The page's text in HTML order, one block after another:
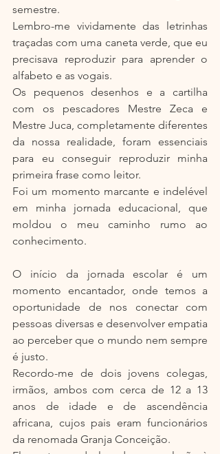
semestre.
Lembro-me vividamente das letrinhas
traçadas com uma caneta verde, que eu
precisava reproduzir para aprender o
alfabeto e as vogais.
Os pequenos desenhos e a cartilha
com os pescadores Mestre Zeca e
Mestre Juca, completamente diferentes
da nossa realidade, foram essenciais
para eu conseguir reproduzir minha
primeira frase como leitor.
Foi um momento marcante e indelével
em minha jornada educacional, que
moldou o meu caminho rumo ao
conhecimento.
O início da jornada escolar é um
momento encantador, onde temos a
oportunidade de nos conectar com
pessoas diversas e desenvolver empatia
ao perceber que o mundo nem sempre
é justo.
Recordo-me de dois jovens colegas,
irmãos, ambos com cerca de 12 a 13
anos de idade e de ascendência
africana, cujos pais eram funcionários
da renomada Granja Conceição.